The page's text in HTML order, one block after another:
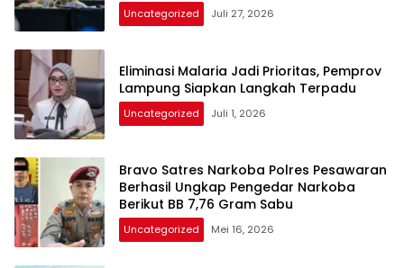
Uncategorized Juli 27, 2026
Eliminasi Malaria Jadi Prioritas, Pemprov
Lampung Siapkan Langkah Terpadu
Uncategorized Juli 1, 2026
Bravo Satres Narkoba Polres Pesawaran
Berhasil Ungkap Pengedar Narkoba
Berikut BB 7,76 Gram Sabu
Uncategorized Mei 16, 2026